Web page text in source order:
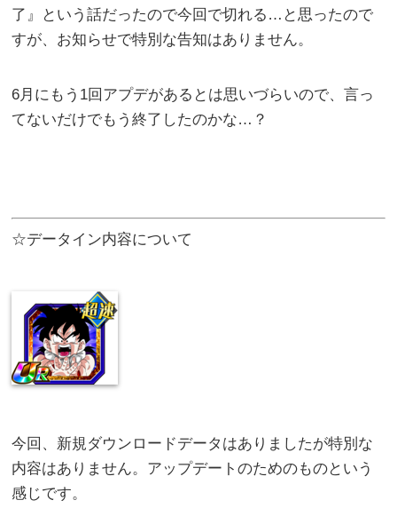
了』という話だったので今回で切れる…と思ったので
すが、お知らせで特別な告知はありません。
6月にもう1回アプデがあるとは思いづらいので、言っ
てないだけでもう終了したのかな…？
☆データイン内容について
今回、新規ダウンロードデータはありましたが特別な
内容はありません。アップデートのためのものという
感じです。